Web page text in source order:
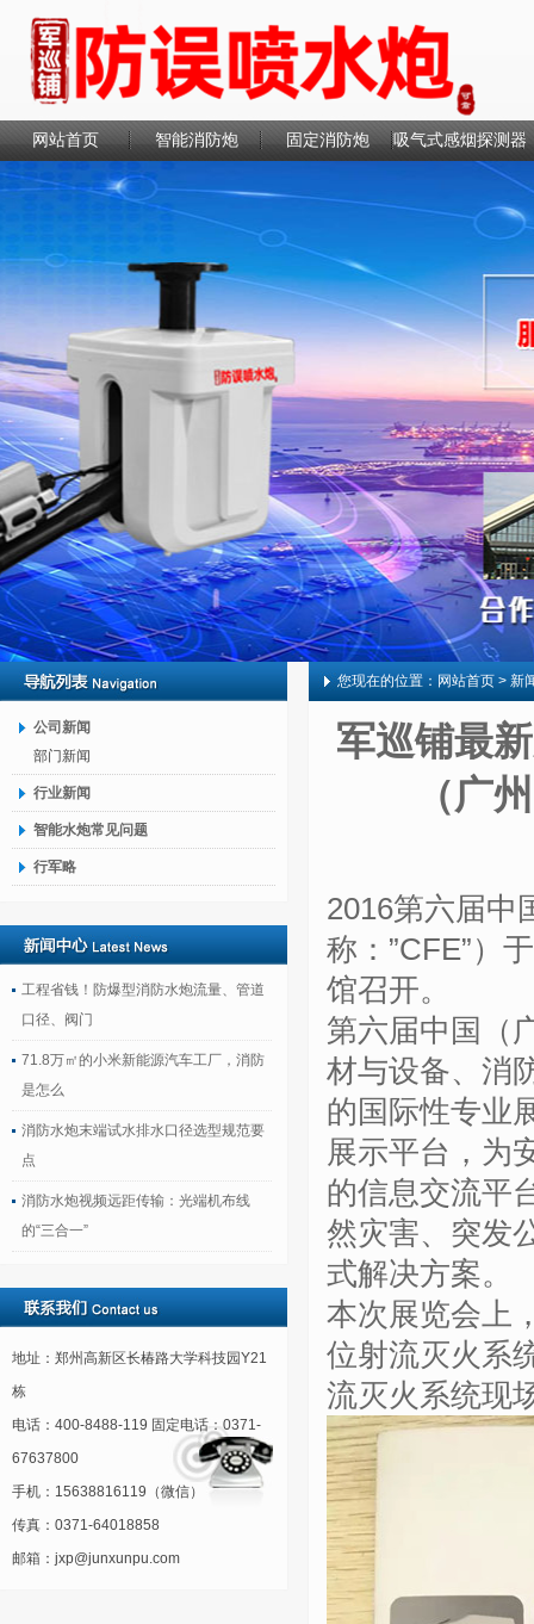
网站首页 智能消防炮 固定消防炮 吸气式感烟探测器
联系我们
公司新闻
部门新闻
行业新闻
智能水炮常见问题
行军略
工程省钱！防爆型消防水炮流量、管道
口径、阀门
71.8万㎡的小米新能源汽车工厂，消防
是怎么
消防水炮末端试水排水口径选型规范要
点
消防水炮视频远距传输：光端机布线
的“三合一”
地址：郑州高新区长椿路大学科技园Y21
栋
电话：400-8488-119 固定电话：0371-
67637800
手机：15638816119（微信）
传真：0371-64018858
邮箱：jxp@junxunpu.com
您现在的位置： 网站首页 > 新
军巡铺最
（广
2016第六届中
称：”CFE”）于
馆召开。
第六届中国（
材与设备、消
的国际性专业
展示平台，为
的信息交流平
然灾害、突发
式解决方案。
本次展览会上
位射流灭火系
流灭火系统现